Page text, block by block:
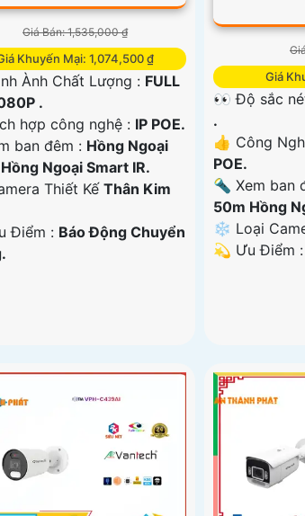
Giá Bán: 1,535,000 ₫
Khuyến Mại: 1,074,500 ₫
Ành Chất Lượng : FULL
.
hợp công nghệ : IP POE.
ban đêm : Hồng Ngoại
Ngoại Smart IR.
Thiết KếThân Kim
Điểm : Báo Động Chuyển
Giá
👀 Độ sắc
.
👍 Công
POE.
🔦 Xem ban
50m Hồng
❄ Loại
️💫 Ưu Điểm :